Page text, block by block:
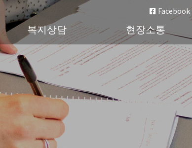
Facebook
복지상담 현장소통